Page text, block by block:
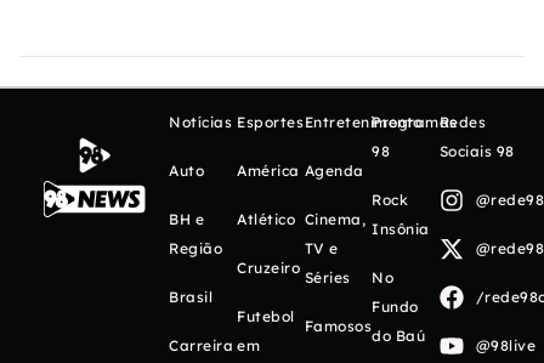
Notícias
Auto
BH e
Região
Brasil
Carreira
Esportes
América
Atlético
Cruzeiro
Futebol
em
Entretenimento
Agenda
Cinema,
TV e
Séries
Famosos
Programas
98
Rock
Insônia
No
Fundo
do Baú
Redes
Sociais 98
/
@98live